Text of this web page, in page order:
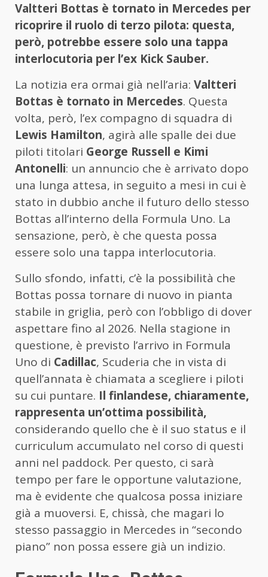
Valtteri Bottas è tornato in Mercedes per
ricoprire il ruolo di terzo pilota: questa,
però, potrebbe essere solo una tappa
interlocutoria per l’ex Kick Sauber.
La notizia era ormai già nell’aria: Valtteri
Bottas è tornato in Mercedes. Questa
volta, però, l’ex compagno di squadra di
Lewis Hamilton, agirà alle spalle dei due
piloti titolari George Russell e Kimi
Antonelli: un annuncio che è arrivato dopo
una lunga attesa, in seguito a mesi in cui è
stato in dubbio anche il futuro dello stesso
Bottas all’interno della Formula Uno. La
sensazione, però, è che questa possa
essere solo una tappa interlocutoria.
Sullo sfondo, infatti, c’è la possibilità che
Bottas possa tornare di nuovo in pianta
stabile in griglia, però con l’obbligo di dover
aspettare fino al 2026. Nella stagione in
questione, è previsto l’arrivo in Formula
Uno di Cadillac, Scuderia che in vista di
quell’annata è chiamata a scegliere i piloti
su cui puntare. Il finlandese, chiaramente,
rappresenta un’ottima possibilità,
considerando quello che è il suo status e il
curriculum accumulato nel corso di questi
anni nel paddock. Per questo, ci sarà
tempo per fare le opportune valutazione,
ma è evidente che qualcosa possa iniziare
già a muoversi. E, chissà, che magari lo
stesso passaggio in Mercedes in “secondo
piano” non possa essere già un indizio.